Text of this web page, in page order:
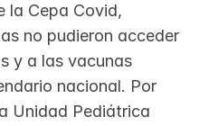
la Cepa Covid,
no pudieron acceder
y a las vacunas
nacional. Por
Unidad Pediátrica